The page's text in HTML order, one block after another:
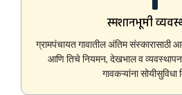
स्मशानभूमी
ग्रामपंचायत गावातील अंतिम
आणि तिचे नियमन, देखभाल व
गावकऱ्यांना सोयीसुविधा